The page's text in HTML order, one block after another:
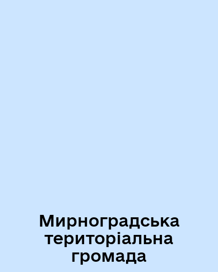
Мирноградська
територіальна
громада